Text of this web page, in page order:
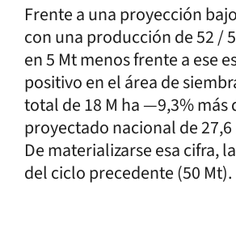
Frente a una proyección
con una producción de 52 /
en 5 Mt menos frente a ese
positivo en el área de
total de 18 M ha —9,3%
proyectado nacional de
De materializarse esa cifra,
del ciclo precedente (50 Mt).